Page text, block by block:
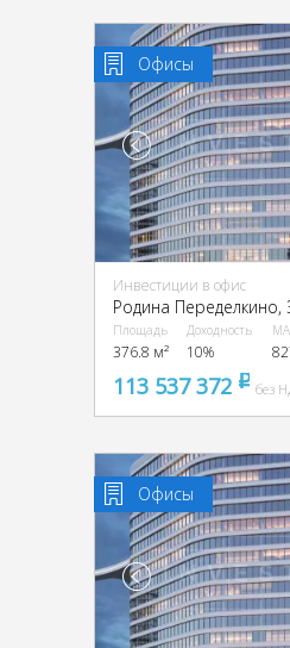
Офисы
Инвестиции в офис
Родина Переделкино,
Площадь
376.8 м²
Доходность
10%
113 537 372 pуб
без
Офисы